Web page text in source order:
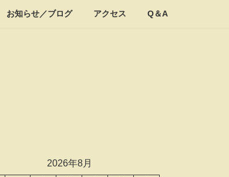
お知らせ／ブログ アクセス Q＆A
2026年8月